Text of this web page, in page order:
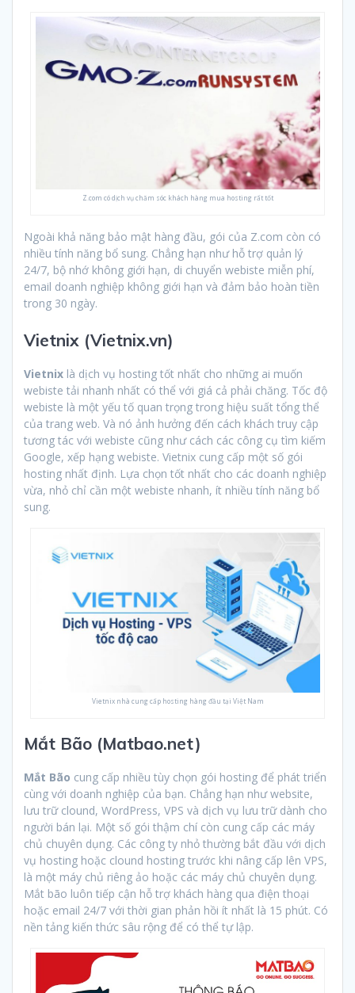
Z.com có dịch vụ chăm sóc khách hàng mua hosting rất tốt
Ngoài khả năng bảo mật hàng đầu, gói của Z.com còn có
nhiều tính năng bổ sung. Chẳng hạn như hỗ trợ quản lý
24/7, bộ nhớ không giới hạn, di chuyển webiste miễn phí,
email doanh nghiệp không giới hạn và đảm bảo hoàn tiền
trong 30 ngày.
Vietnix (Vietnix.vn)
Vietnix là dịch vụ hosting tốt nhất cho những ai muốn
webiste tải nhanh nhất có thể với giá cả phải chăng. Tốc độ
webiste là một yếu tố quan trọng trong hiệu suất tổng thể
của trang web. Và nó ảnh hưởng đến cách khách truy cập
tương tác với webiste cũng như cách các công cụ tìm kiếm
Google, xếp hạng webiste. Vietnix cung cấp một số gói
hosting nhất định. Lựa chọn tốt nhất cho các doanh nghiệp
vừa, nhỏ chỉ cần một webiste nhanh, ít nhiều tính năng bổ
sung.
Vietnix nhà cung cấp hosting hàng đầu tại Việt Nam
Mắt Bão (Matbao.net)
Mắt Bão cung cấp nhiều tùy chọn gói hosting để phát triển
cùng với doanh nghiệp của bạn. Chẳng hạn như website,
lưu trữ clound, WordPress, VPS và dịch vụ lưu trữ dành cho
người bán lại. Một số gói thậm chí còn cung cấp các máy
chủ chuyên dụng. Các công ty nhỏ thường bắt đầu với dịch
vụ hosting hoặc clound hosting trước khi nâng cấp lên VPS,
là một máy chủ riêng ảo hoặc các máy chủ chuyên dụng.
Mắt bão luôn tiếp cận hỗ trợ khách hàng qua điện thoại
hoặc email 24/7 với thời gian phản hồi ít nhất là 15 phút. Có
nền tảng kiến ​​thức sâu rộng để có thể tự lập.